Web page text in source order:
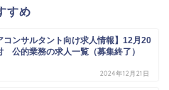
すめ
コンサルタント向け求人情報】12月20
公的業務の求人一覧（募集終了）
2024年12月21日